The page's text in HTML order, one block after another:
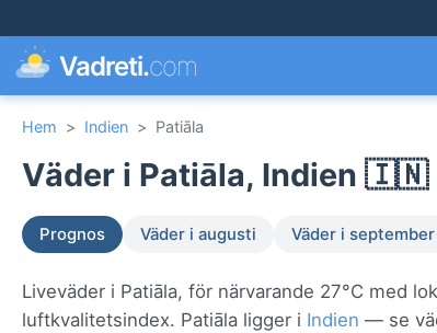
Vadreti.com
Hem > Indien > Patiāla
Väder i Patiāla, Indien 🇮🇳
Prognos Väder i augusti Väder i september
Liveväder i Patiāla, för närvarande 27°C med
luftkvalitetsindex. Patiāla ligger i Indien — se